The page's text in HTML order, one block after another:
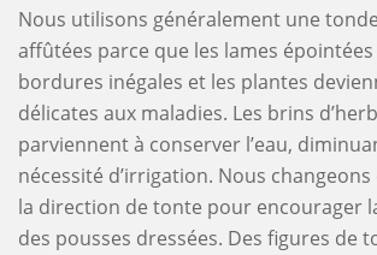
Nous utilisons généralement une
affûtées parce que les lames
bordures inégales et les plantes
délicates aux maladies. Les brins
parviennent à conserver l’eau,
nécessité d’irrigation. Nous
la direction de tonte pour encourager
des pousses dressées. Des figures de